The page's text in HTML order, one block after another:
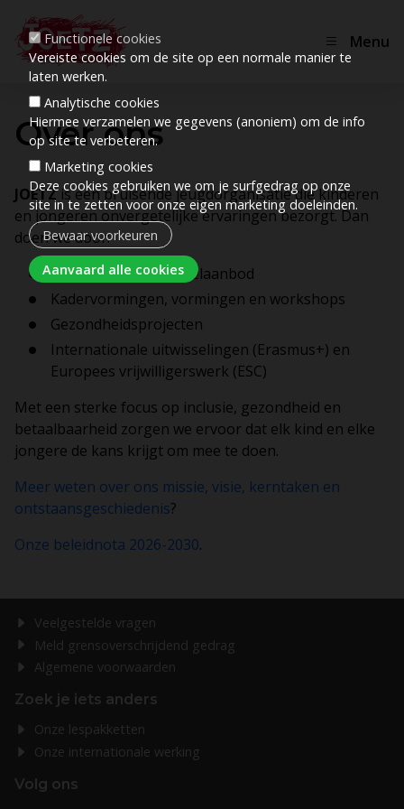
Functionele cookies
Vereiste cookies om de site op een normale manier te
laten werken.
Analytische cookies
Hiermee verzamelen we gegevens (anoniem) om de info
op site te verbeteren.
Marketing cookies
Deze cookies gebruiken we om je surfgedrag op onze
site in te zetten voor onze eigen marketing doeleinden.
Bewaar voorkeuren
Aanvaard alle cookies Toestemming intrekken
Menu
Over ons
JOETZis een bruisende jeugdorganisatie die kinderen
en jongeren onvergetelijke ervaringen bezorgt. Dan
doen we door:
Een vakantie- en speelaanbod
Kadervormingen, vormingen en workshops
Gezondheidsprojecten
Internationale uitwisselingen (Erasmus+) en
Europees vrijwilligerswerk (ESC)
Met een sterke focus op inclusie, gezondheid en
betaalbaarheid zorgen we ervoor dat elk kind en elke
jongere de kans krijgt om mee te doen.
Meer weten over ons missie, visie, kerntaken en
ontstaansgeschiedenis?
Onze beleidnota 2026-2030.
Veelgestelde vragen
Meld grensoverschrijdend gedrag
Algemene voorwaarden
Zoek je iets anders
Onze lespakketten
Onze internationale werking
Volg ons